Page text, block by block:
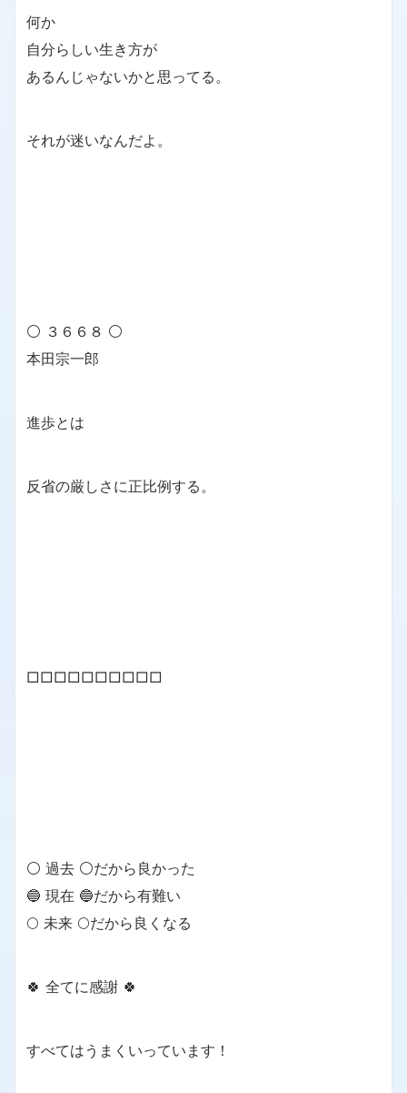
何か
自分らしい生き方が
あるんじゃないかと思ってる。
それが迷いなんだよ。
⚪ ３６６８ ⚪
本田宗一郎
進歩とは
反省の厳しさに正比例する。
□□□□□□□□□□
⚪ 過去 ⚪だから良かった
🔵 現在 🔵だから有難い
🌕 未来 🌕だから良くなる
🍀 全てに感謝 🍀
すべてはうまくいっています！